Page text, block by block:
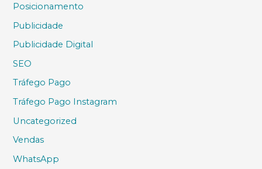
Posicionamento
Publicidade
Publicidade Digital
SEO
Tráfego Pago
Tráfego Pago Instagram
Uncategorized
Vendas
WhatsApp